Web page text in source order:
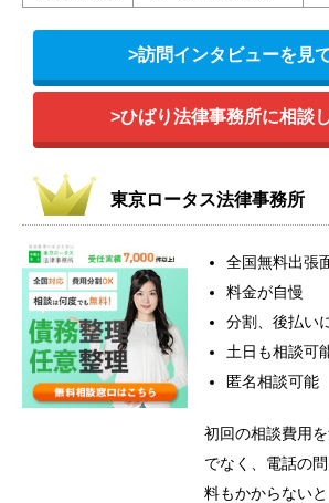
>訪問インタビューを見
>ひばり法律事務所に相談
東京ロータス法律事務所
全国無料出張
料金が自慢
分割、後払い
土日も相談可
匿名相談可能
初回の相談費用
でなく、電話の
料もかからない